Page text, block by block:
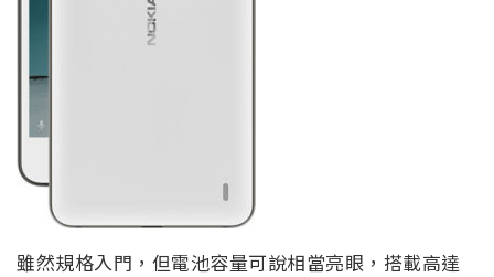
雖然規格入門，但電池容量可說相當亮眼，搭載高達